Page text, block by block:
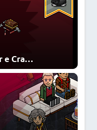
Crafting Interior Designer e Crackable Riviste di Interior Design